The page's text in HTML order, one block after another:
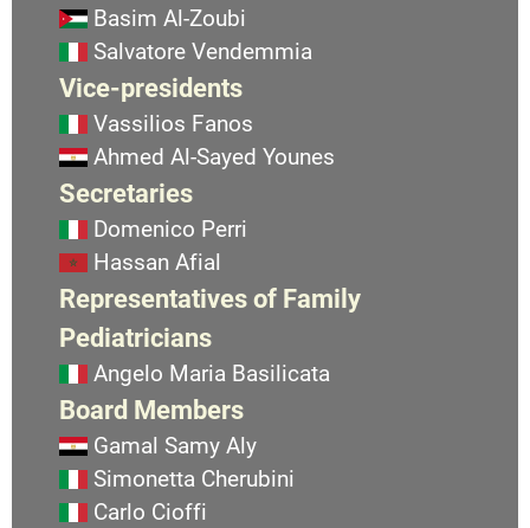
Basim Al-Zoubi
Salvatore Vendemmia
Vice-presidents
Vassilios Fanos
Ahmed Al-Sayed Younes
Secretaries
Domenico Perri
Hassan Afial
Representatives of Family
Pediatricians
Angelo Maria Basilicata
Board Members
Gamal Samy Aly
Simonetta Cherubini
Carlo Cioffi